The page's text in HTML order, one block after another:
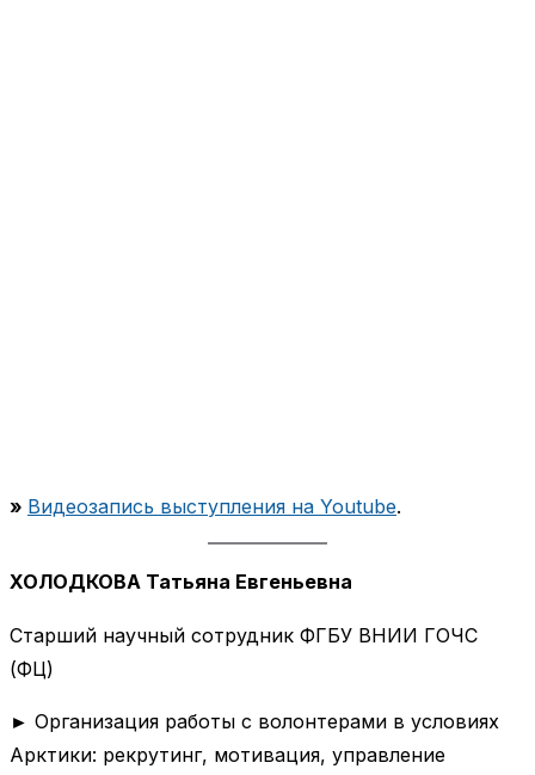
» Видеозапись выступления на Youtube.
ХОЛОДКОВА Татьяна Евгеньевна
Старший научный сотрудник ФГБУ ВНИИ ГОЧС
(ФЦ)
► Организация работы с волонтерами в условиях
Арктики: рекрутинг, мотивация, управление